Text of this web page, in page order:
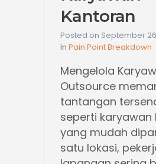
Kantoran
Posted on September
In Pain Point Breakdown
Mengelola
Outsource
tantangan
seperti karyawan
yang mudah
satu lokasi,